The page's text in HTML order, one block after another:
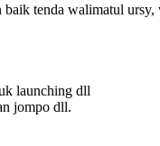
baik tenda walimatul
launching dll
jompo dll.